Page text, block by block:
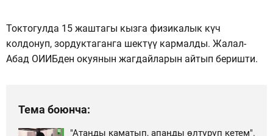
Токтогулда 15 жаштагы кызга физикалык күч
колдонуп, зордуктаганга шектүү кармалды. Жалал-
Абад ОИИБден окуянын жагдайларын айтып беришти.
Тема боюнча:
"Атаңды каматып, апаңды өлтүрүп кетем".